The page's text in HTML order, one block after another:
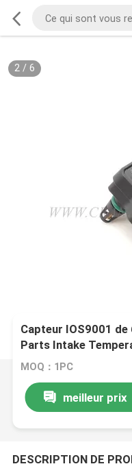
2/ 6
Capteur IOS9001
Parts Intake
MOQ：1PC
meilleur prix
DESCRIPTION DE